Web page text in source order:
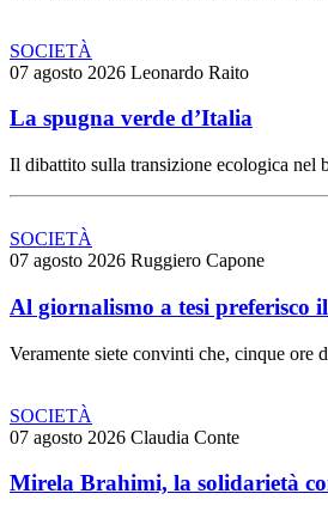
SOCIETÀ
07 agosto 2026 Leonardo Raito
La spugna verde d’Italia
Il dibattito sulla transizione ecologica nel
SOCIETÀ
07 agosto 2026 Ruggiero Capone
Al giornalismo a tesi preferisco
Veramente siete convinti che, cinque ore
SOCIETÀ
07 agosto 2026 Claudia Conte
Mirela Brahimi, la solidarietà